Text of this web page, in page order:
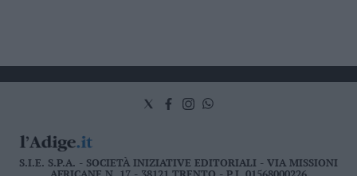
S.I.E. S.P.A. - SOCIETÀ INIZIATIVE EDITORIALI - VIA MISSIONI